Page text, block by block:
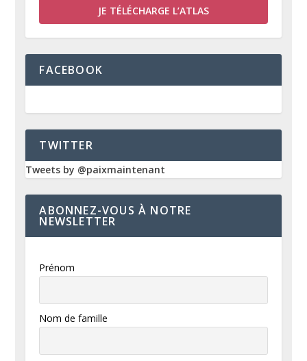
JE TÉLÉCHARGE L’ATLAS
FACEBOOK
TWITTER
Tweets by @paixmaintenant
ABONNEZ-VOUS À NOTRE
NEWSLETTER
Prénom
Nom de famille